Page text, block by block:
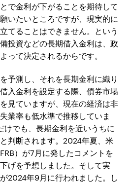
で金利が下がることを期待して
いたいところですが、現実的に
てることはできません。という
投資などの長期借入金利は、政
って決定されるからです。
予測し、それを長期金利に織り
入金利を設定する際、債券市場
見ていますが、現在の経済は非
業率も低水準で推移していま
けでも、長期金利を近いうちに
判断されます。2024年夏、米
）が7月に発したコメントを
げを予想しました。そして実
2024年9月に行われました。し